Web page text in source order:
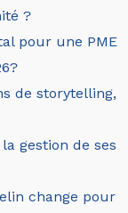
?
pour une PME
de storytelling,
gestion de ses
change pour